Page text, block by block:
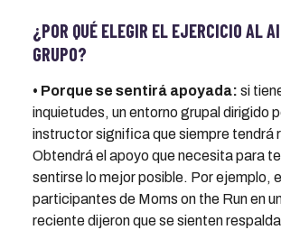
¿POR QUÉ ELEGIR EL EJERCICIO AL
GRUPO?
• Porque se sentirá apoyada: si
inquietudes, un entorno grupal dirigido
instructor significa que siempre tendrá
Obtendrá el apoyo que necesita para
sentirse lo mejor posible. Por ejemplo,
participantes de Moms on the Run en
reciente dijeron que se sienten